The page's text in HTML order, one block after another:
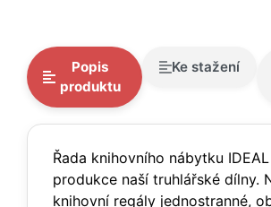
Popis
produktu
Ke stažení
Řada knihovního nábytku
produkce naší truhlářské dílny.
knihovní regály jednostranné,